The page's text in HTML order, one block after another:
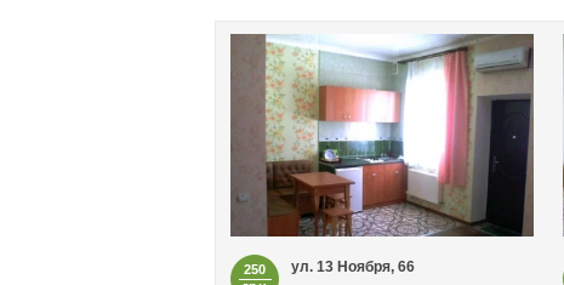
250
ул. 13 Ноября, 66